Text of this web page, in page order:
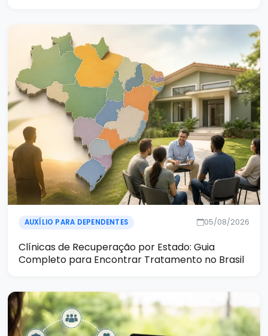
AUXÍLIO PARA DEPENDENTES 05/08/2026
Clínicas de Recuperação por Estado: Guia
Completo para Encontrar Tratamento no Brasil